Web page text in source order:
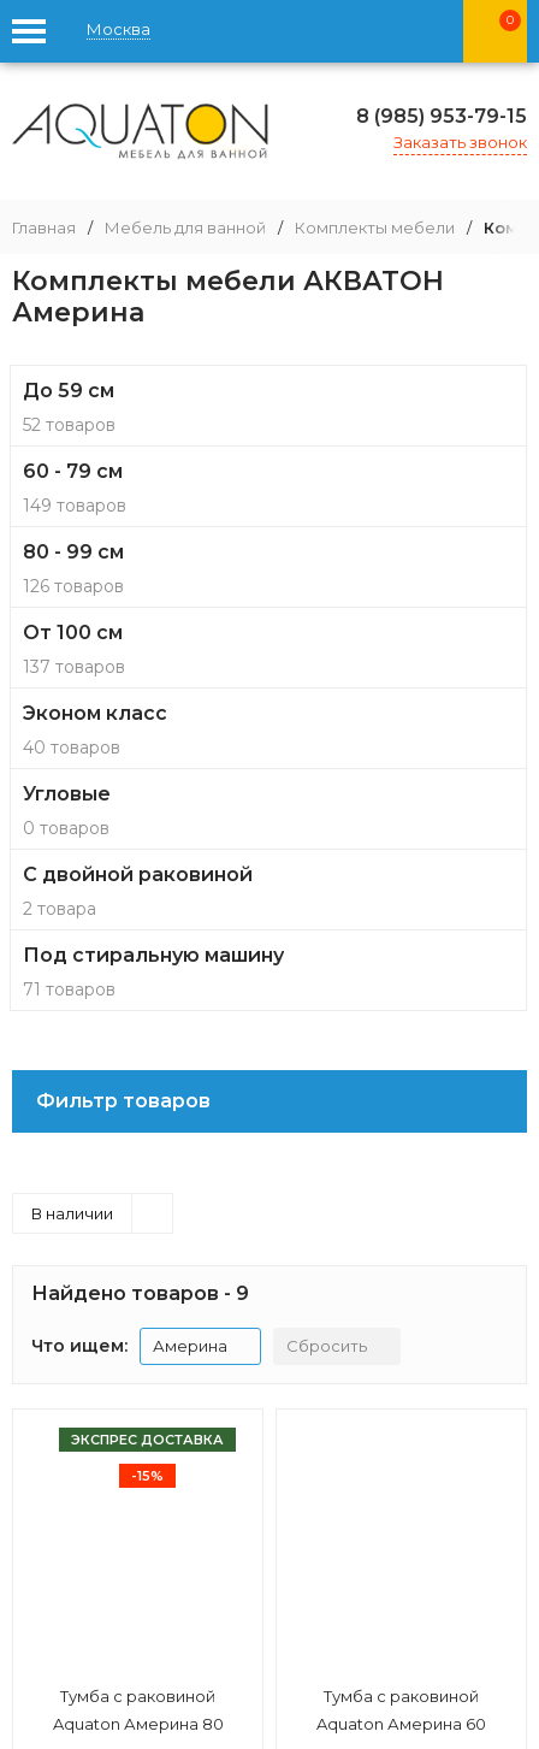
Москва 0
8 (985) 953-79-15
Заказать звонок
Главная / Мебель для ванной / Комплекты мебели /
Комплекты мебели АКВАТОН
Америна
До 59 см
52 товаров
60 - 79 см
149 товаров
80 - 99 см
126 товаров
От 100 см
137 товаров
Эконом класс
40 товаров
Угловые
0 товаров
С двойной раковиной
2 товара
Под стиральную машину
71 товаров
Фильтр товаров
В наличии
Найдено товаров - 9
Что ищем: Америна Сбросить
ЭКСПРЕС ДОСТАВКА
-15%
Тумба с раковиной
Aquaton Америна 80
Тумба с раковиной
Aquaton Америна 60